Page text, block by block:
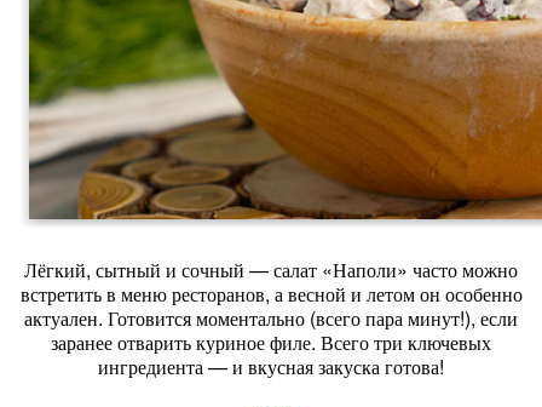
Лёгкий, сытный и сочный — салат «Наполи» часто можно
встретить в меню ресторанов, а весной и летом он особенно
актуален. Готовится моментально (всего пара минут!), если
заранее отварить куриное филе. Всего три ключевых
ингредиента — и вкусная закуска готова!